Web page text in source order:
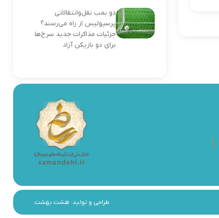
دو بمب نقل‌وانتقالاتی
پرسپولیس از راه می‌رسند؟
جزئیات مذاکرات جدید سرخ‌ها
برای دو بازیکن آزاد
طراحی و تولید: هشت بهشت